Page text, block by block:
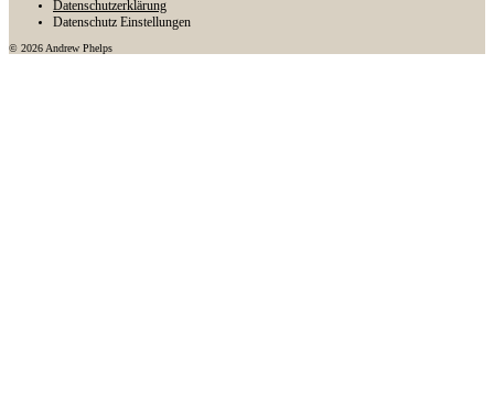
Datenschutzerklärung
Datenschutz Einstellungen
© 2026 Andrew Phelps